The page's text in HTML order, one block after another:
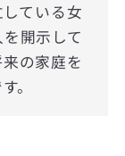
ている女
開示して
の家庭を
。